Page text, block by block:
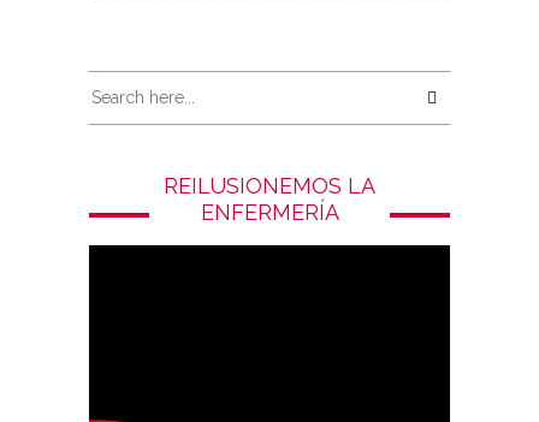
REILUSIONEMOS LA
ENFERMERÍA